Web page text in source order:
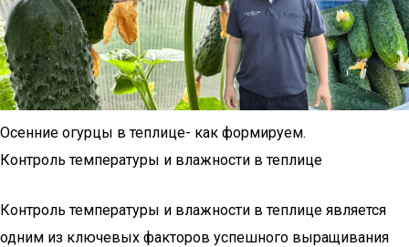
Осенние огурцы в теплице- как формируем.
Контроль температуры и влажности в теплице
Контроль температуры и влажности в теплице является
одним из ключевых факторов успешного выращивания